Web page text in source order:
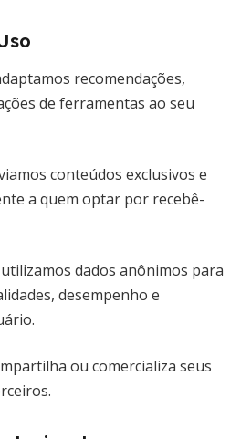
recomendações,
de ferramentas ao seu
conteúdos exclusivos e
a quem optar por recebê-
dados anônimos para
desempenho e
ou comercializa seus